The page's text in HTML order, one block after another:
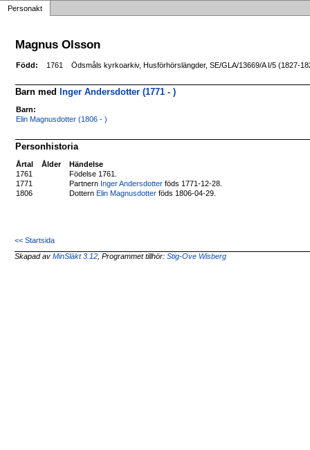
Personakt
Magnus Olsson
Född: 1761 Ödsmåls kyrkoarkiv, Husförhörslängder, SE/GLA/13669/A I/5 (1827-
Barn med Inger Andersdotter (1771 - )
Barn:
Elin Magnusdotter (1806 - )
Personhistoria
Årtal Ålder
Händelse
1761
Födelse 1761.
1771
Partnern Inger Andersdotter föds 1771-12-28.
1806
DotternElin Magnusdotter föds 1806-04-29.
<< Startsida
Skapad avMinSläkt 3.12 , Programmet tillhör:Stig-Ove Wisberg